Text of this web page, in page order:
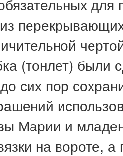
(тонлет) были
сих пор
Марии и
на вороте,